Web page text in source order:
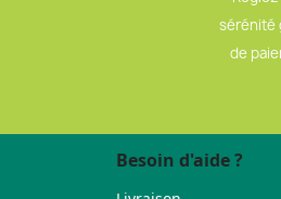
sérénité
de
Besoin d'aide ?